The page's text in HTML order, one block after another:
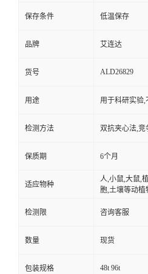
保存条件 低温保存
品牌 艾连达
货号 ALD26829
用途 用于科研实验,
检测方法 双抗夹心法,竞
保质期 6个月
适应物种
人,小鼠,大鼠,
胞,土壤等动植
检测限 咨询客服
数量 现货
包装规格 48t 96t